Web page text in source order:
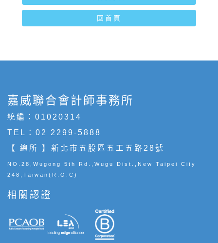
回首頁
嘉威聯合會計師事務所
統編：01020314
TEL： 02 2299-5888
【 總所 】新北市五股區五工五路28號
NO.28,Wugong 5th Rd.,Wugu Dist.,New Taipei City
248,Taiwan(R.O.C)
相關認證